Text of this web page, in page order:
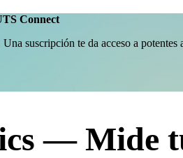
Connect
suscripción te da acceso a
— Mide